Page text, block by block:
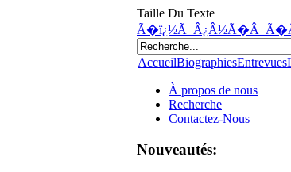
Taille Du Texte
AccueilBiographiesEntrevues
À propos de nous
Recherche
Contactez-Nous
Nouveautés: